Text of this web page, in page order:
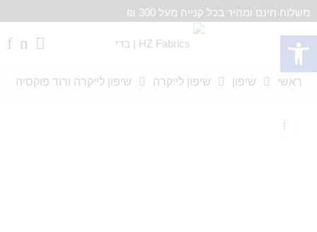
פתח סרגל נגישות
משלוח חינם ומהיר בכל קנייה מעל 300 ₪
ראשי שיפון שיפון לייקרה שיפון לייקרה ורוד פוקסיה